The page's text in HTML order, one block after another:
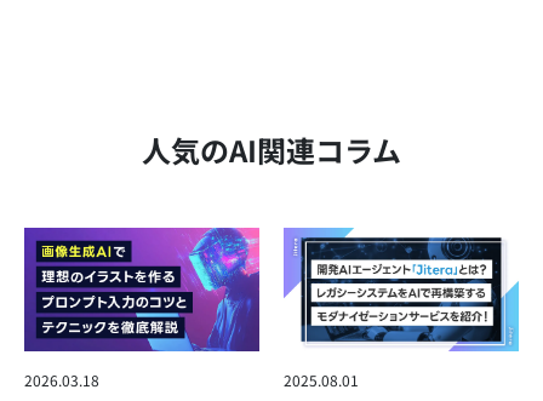
人気のAI関連コラム
2026.03.18 2025.08.01